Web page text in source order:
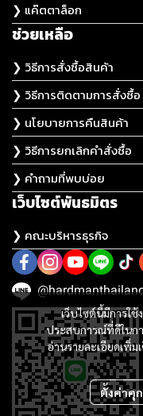
เว็บไซต์นี้มีการใ
ประสบการณ์ที่ดีในก
อ่านรายละเอียดเพิ่ม
ตั้งค่าคุ
❯ แค๊ตตาล็อก
ช่วยเหลือ
❯ วิธีการสั่งซื้อสินค้า
❯ วิธีการติดตามการสั่งซื้อ
❯ นโยบายการคืนสินค้า
❯ วิธีการยกเลิกคำสั่งซื้อ
❯ คำถามที่พบบ่อย
เว็บไซต์พันธมิตร
❯ คณะบริหารธุรกิจ